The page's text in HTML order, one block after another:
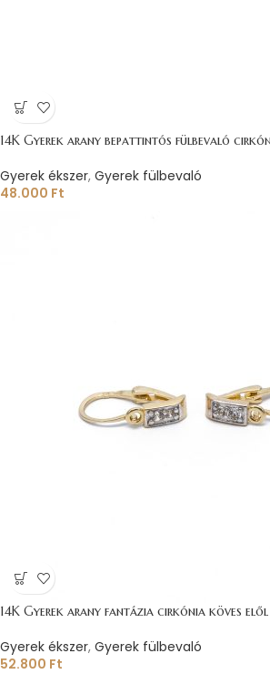
14K Gyerek arany bepattintós fülbevaló
Gyerek ékszer, Gyerek fülbevaló
48.000 Ft
14K Gyerek arany fantázia cirkónia köves
Gyerek ékszer, Gyerek fülbevaló
52.800 Ft